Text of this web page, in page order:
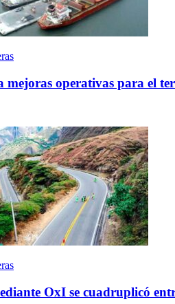
mejoras operativas para el
OxI se cuadruplicó